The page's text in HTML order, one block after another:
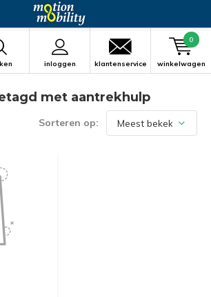
inloggen klantenservice winkelwagen
0
met aantrekhulp
Sorteren op: